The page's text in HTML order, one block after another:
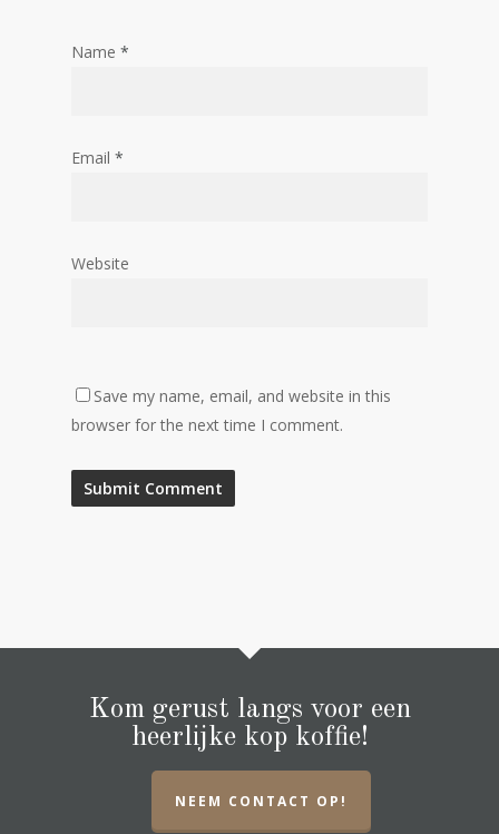
Name *
Email *
Website
Save my name, email, and website in this
browser for the next time I comment.
Kom gerust langs voor een
heerlijke kop koffie!
NEEM CONTACT OP!